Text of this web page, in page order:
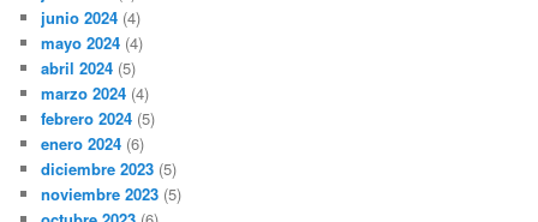
junio 2024 (4)
mayo 2024 (4)
abril 2024 (5)
marzo 2024 (4)
febrero 2024 (5)
enero 2024 (6)
diciembre 2023 (5)
noviembre 2023 (5)